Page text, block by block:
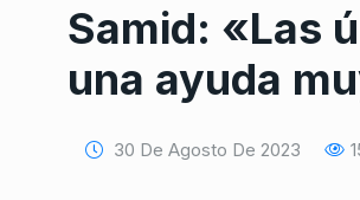
Samid: «Las
una ayuda
30 De Agosto De 2023
1